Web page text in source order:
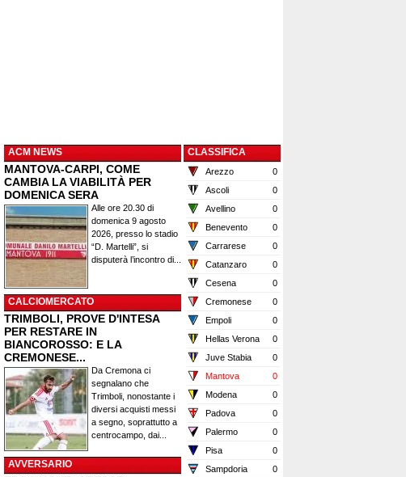
ACM NEWS
MANTOVA-CARPI, COME
CAMBIA LA VIABILITÀ PER
DOMENICA SERA
Alle ore 20.30 di
domenica 9 agosto
2026, presso lo stadio
“D. Martelli”, si
disputerà l’incontro di...
CALCIOMERCATO
TRIMBOLI, PROVE D'INTESA
PER RESTARE IN
BIANCOROSSO: E LA
CREMONESE...
Da Cremona ci
segnalano che
Trimboli, nonostante i
diversi acquisti messi
a segno, soprattutto a
centrocampo, dai...
AVVERSARIO
CLASSIFICA
Arezzo
0
Ascoli
0
Avellino
0
Benevento
0
Carrarese
0
Catanzaro
0
Cesena
0
Cremonese
0
Empoli
0
Hellas Verona
0
Juve Stabia
0
Mantova
0
Modena
0
Padova
0
Palermo
0
Pisa
0
Sampdoria
0